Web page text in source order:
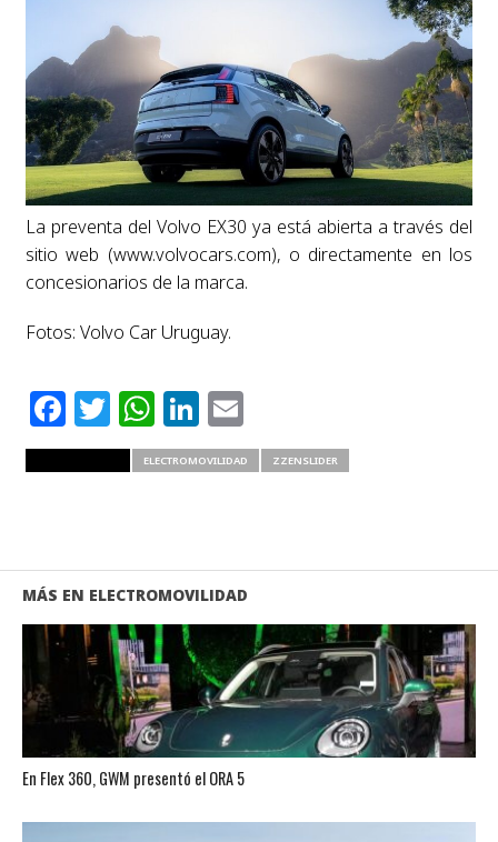
La preventa del Volvo EX30 ya está abierta a través del
sitio web (www.volvocars.com), o directamente en los
concesionarios de la marca.
Fotos: Volvo Car Uruguay.
Facebook
Twitter
WhatsApp
LinkedIn
Email
ELECTROMOVILIDAD ZZENSLIDER
MÁS EN ELECTROMOVILIDAD
En Flex 360, GWM presentó el ORA 5